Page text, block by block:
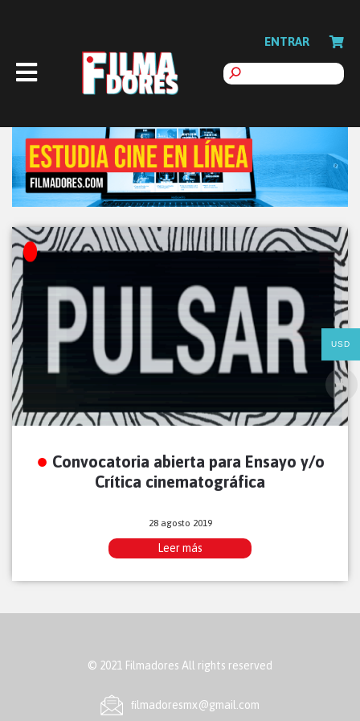
ENTRAR
Convocatoria abierta para Ensayo y/o
Crítica cinematográfica
28 agosto 2019
Leer más
© 2021 Filmadores All rights reserved
ﬁlmadoresmx@gmail.com
USD